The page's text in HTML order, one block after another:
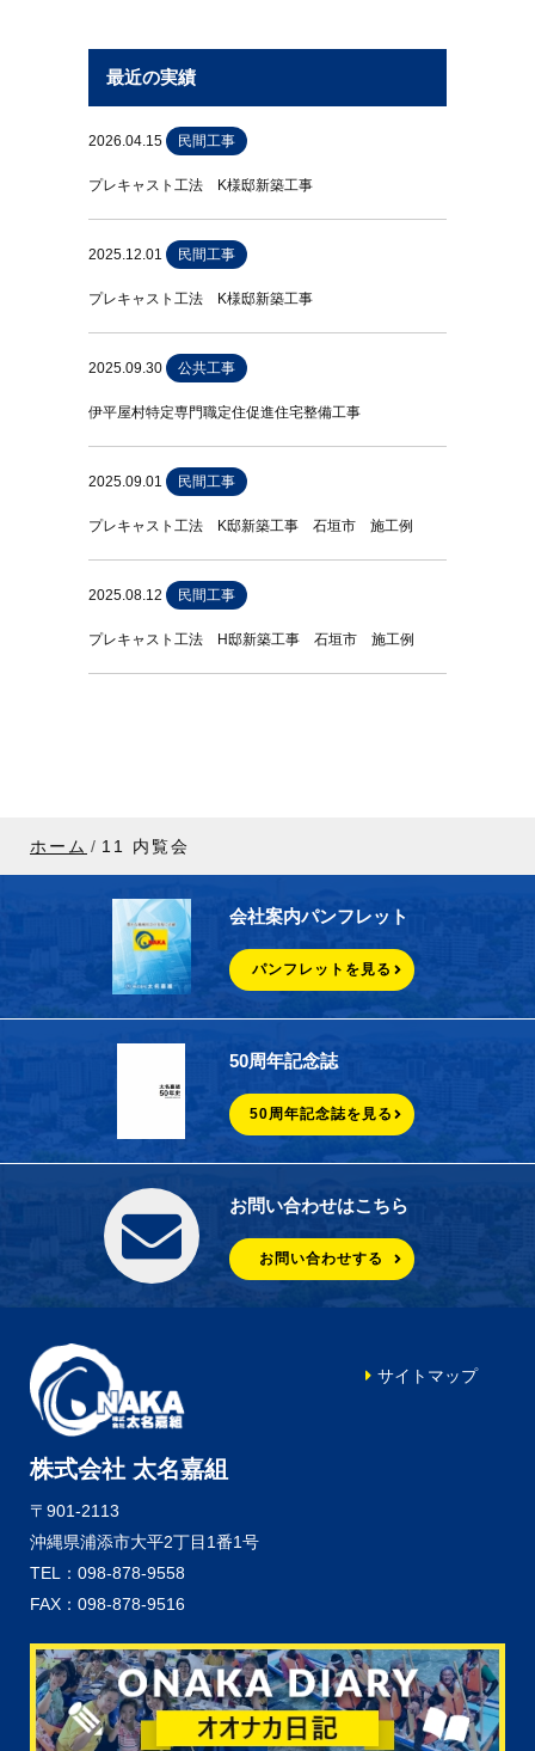
最近の実績
2026.04.15 民間工事
プレキャスト工法 K様邸新築工事
2025.12.01 民間工事
プレキャスト工法 K様邸新築工事
2025.09.30 公共工事
伊平屋村特定専門職定住促進住宅整備工事
2025.09.01 民間工事
プレキャスト工法 K邸新築工事 石垣市 施工例
2025.08.12 民間工事
プレキャスト工法 H邸新築工事 石垣市 施工例
ホーム 11 内覧会
会社案内パンフレット
パンフレットを見る
50周年記念誌
50周年記念誌を見る
お問い合わせはこちら
お問い合わせする
株式会社 太名嘉組
〒901-2113
沖縄県浦添市大平2丁目1番1号
TEL：098-878-9558
FAX：098-878-9516
サイトマップ